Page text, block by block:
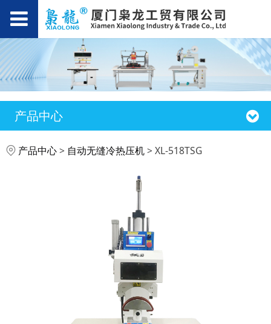
产品中心
XL-518TSG
产品中心> 自动无缝冷热压机>XL-518TSG